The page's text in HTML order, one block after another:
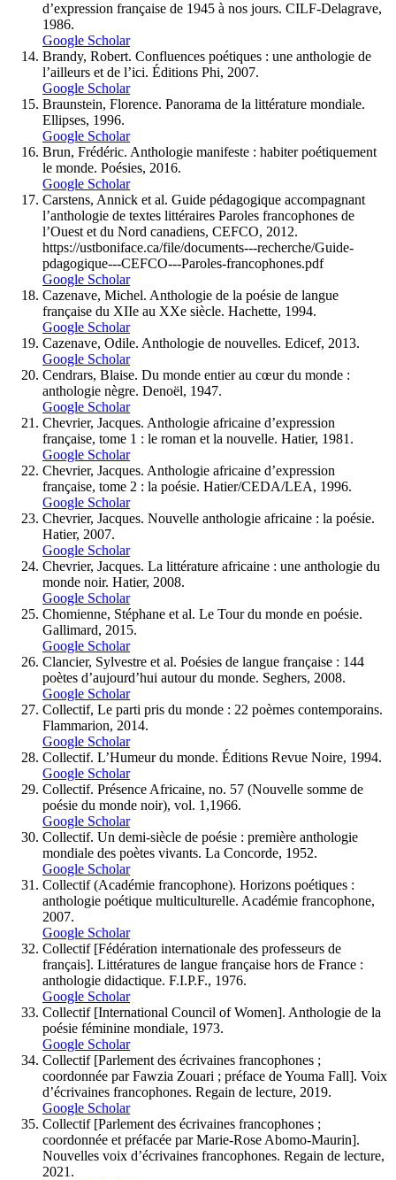
d’expression française de 1945 à nos jours. CILF-Delagrave,
1986.
Google Scholar
Brandy, Robert. Confluences poétiques : une anthologie de
l’ailleurs et de l’ici. Éditions Phi, 2007.
Google Scholar
Braunstein, Florence. Panorama de la littérature mondiale.
Ellipses, 1996.
Google Scholar
Brun, Frédéric. Anthologie manifeste : habiter poétiquement
le monde. Poésies, 2016.
Google Scholar
Carstens, Annick et al. Guide pédagogique accompagnant
l’anthologie de textes littéraires Paroles francophones de
l’Ouest et du Nord canadiens, CEFCO, 2012.
https://ustboniface.ca/file/documents---recherche/Guide-
pdagogique---CEFCO---Paroles-francophones.pdf
Google Scholar
Cazenave, Michel. Anthologie de la poésie de langue
française du XIIe au XXe siècle. Hachette, 1994.
Google Scholar
Cazenave, Odile. Anthologie de nouvelles. Edicef, 2013.
Google Scholar
Cendrars, Blaise. Du monde entier au cœur du monde :
anthologie nègre. Denoël, 1947.
Google Scholar
Chevrier, Jacques. Anthologie africaine d’expression
française, tome 1 : le roman et la nouvelle. Hatier, 1981.
Google Scholar
Chevrier, Jacques. Anthologie africaine d’expression
française, tome 2 : la poésie. Hatier/CEDA/LEA, 1996.
Google Scholar
Chevrier, Jacques. Nouvelle anthologie africaine : la poésie.
Hatier, 2007.
Google Scholar
Chevrier, Jacques. La littérature africaine : une anthologie du
monde noir. Hatier, 2008.
Google Scholar
Chomienne, Stéphane et al. Le Tour du monde en poésie.
Gallimard, 2015.
Google Scholar
Clancier, Sylvestre et al. Poésies de langue française : 144
poètes d’aujourd’hui autour du monde. Seghers, 2008.
Google Scholar
Collectif, Le parti pris du monde : 22 poèmes contemporains.
Flammarion, 2014.
Google Scholar
Collectif. L’Humeur du monde. Éditions Revue Noire, 1994.
Google Scholar
Collectif. Présence Africaine, no. 57 (Nouvelle somme de
poésie du monde noir), vol. 1,1966.
Google Scholar
Collectif. Un demi-siècle de poésie : première anthologie
mondiale des poètes vivants. La Concorde, 1952.
Google Scholar
Collectif (Académie francophone). Horizons poétiques :
anthologie poétique multiculturelle. Académie francophone,
2007.
Google Scholar
Collectif [Fédération internationale des professeurs de
français]. Littératures de langue française hors de France :
anthologie didactique. F.I.P.F., 1976.
Google Scholar
Collectif [International Council of Women]. Anthologie de la
poésie féminine mondiale, 1973.
Google Scholar
Collectif [Parlement des écrivaines francophones ;
coordonnée par Fawzia Zouari ; préface de Youma Fall]. Voix
d’écrivaines francophones. Regain de lecture, 2019.
Google Scholar
Collectif [Parlement des écrivaines francophones ;
coordonnée et préfacée par Marie-Rose Abomo-Maurin].
Nouvelles voix d’écrivaines francophones. Regain de lecture,
2021.